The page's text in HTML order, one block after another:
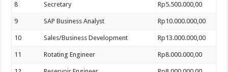
8 Secretary Rp5.500.000,00
9 SAP Business Analyst Rp10.000.000,00
10 Sales/Business Development Rp13.000.000,00
11 Rotating Engineer Rp8.000.000,00